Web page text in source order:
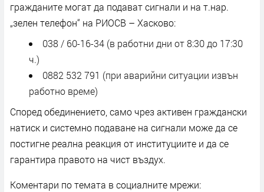
гражданите могат да подават сигнали и на т.нар.
„зелен телефон“ на РИОСВ – Хасково:
038 / 60-16-34 (в работни дни от 8:30 до 17:30
ч.)
0882 532 791 (при аварийни ситуации извън
работно време)
Според обединението, само чрез активен граждански
натиск и системно подаване на сигнали може да се
постигне реална реакция от институциите и да се
гарантира правото на чист въздух.
Коментари по темата в социалните мрежи: